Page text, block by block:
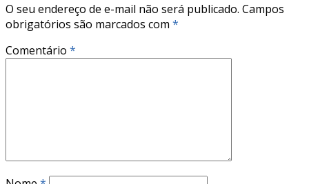
O seu endereço de e-mail não será publicado. Campos
obrigatórios são marcados com *
Comentário *